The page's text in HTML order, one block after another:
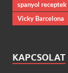
spanyol receptek
Vicky Barcelona
KAPCSOLAT